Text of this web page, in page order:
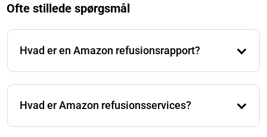
Ofte stillede spørgsmål
Hvad er en Amazon refusionsrapport?
for ting som tabte eller beskadigede varer. Dette
Hvad er Amazon refusionsservices?